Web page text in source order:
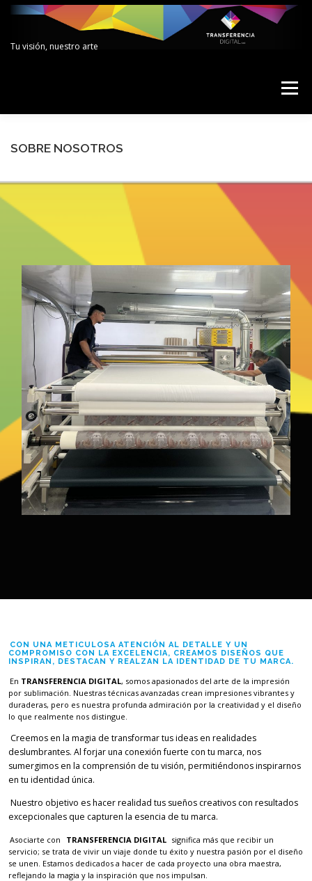
Saltar
Tu visión, nuestro arte
Menú
SOBRE NOSOTROS
CON UNA METICULOSA ATENCIÓN AL DETALLE Y UN
COMPROMISO CON LA EXCELENCIA, CREAMOS DISEÑOS QUE
INSPIRAN, DESTACAN Y REALZAN LA IDENTIDAD DE TU MARCA.
En TRANSFERENCIA DIGITAL, somos apasionados del arte de la impresión
por sublimación. Nuestras técnicas avanzadas crean impresiones vibrantes y
duraderas, pero es nuestra profunda admiración por la creatividad y el diseño
lo que realmente nos distingue.
Creemos en la magia de transformar tus ideas en realidades
deslumbrantes. Al forjar una conexión fuerte con tu marca, nos
sumergimos en la comprensión de tu visión, permitiéndonos inspirarnos
en tu identidad única.
Nuestro objetivo es hacer realidad tus sueños creativos con resultados
excepcionales que capturen la esencia de tu marca.
Asociarte con TRANSFERENCIA DIGITAL significa más que recibir un
servicio; se trata de vivir un viaje donde tu éxito y nuestra pasión por el diseño
se unen. Estamos dedicados a hacer de cada proyecto una obra maestra,
reflejando la magia y la inspiración que nos impulsan.